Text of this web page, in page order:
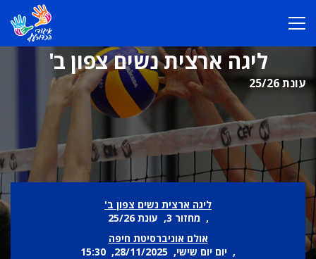
ליגה ארצית נשים צפון ב'
עונת 25/26
ליגה ארצית נשים צפון ב'
, מחזור 3, עונת 25/26
אולם אוניברסיטת חיפה
, יום יום שישי, 28/11/2025, 15:30